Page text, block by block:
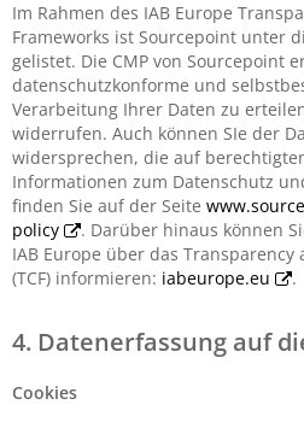
Im Rahmen des IAB Europe
Frameworks ist Sourcepoint unter
gelistet. Die CMP von Sourcepoint
datenschutzkonforme und
Verarbeitung Ihrer Daten zu
widerrufen. Auch können SIe der
widersprechen, die auf
Informationen zum Datenschutz
finden Sie auf der Seite
policy
. Darüber hinaus können
IAB Europe über das Transparency
(TCF) informieren: iabeurope.eu .
4. Datenerfassung auf
Cookies